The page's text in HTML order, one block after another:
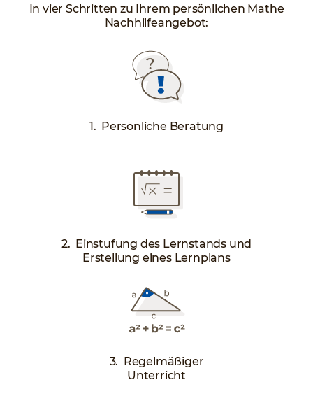
In vier Schritten zu Ihrem persönlichen Mathe
Nachhilfeangebot:
1. Persönliche Beratung
2. Einstufung des Lernstands und
Erstellung eines Lernplans
3. Regelmäßiger
Unterricht